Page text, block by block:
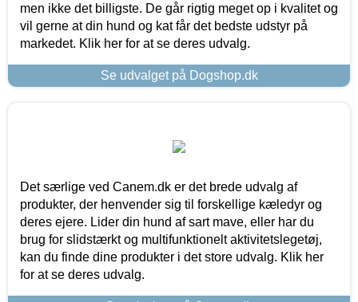
men ikke det billigste. De går rigtig meget op i kvalitet og
vil gerne at din hund og kat får det bedste udstyr på
markedet. Klik her for at se deres udvalg.
Se udvalget på Dogshop.dk
Det særlige ved Canem.dk er det brede udvalg af
produkter, der henvender sig til forskellige kæledyr og
deres ejere. Lider din hund af sart mave, eller har du
brug for slidstærkt og multifunktionelt aktivitetslegetøj,
kan du finde dine produkter i det store udvalg. Klik her
for at se deres udvalg.